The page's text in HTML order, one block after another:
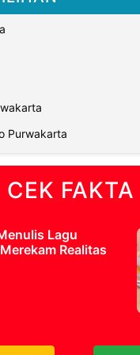
Purwakarta
CEK FAKTA
Lagu
Realitas